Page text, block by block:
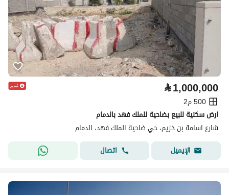
⃁1,000,000
500 م2
ارض سكنية للبيع بضاحية للملك فهد بالدمام
شارع اسامة بن خزيم، حي ضاحية الملك فهد، الدمام
الإيميل
اتصال